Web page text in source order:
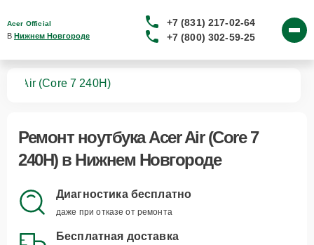
Acer Official
В Нижнем Новгороде
+7 (831) 217-02-64
+7 (800) 302-59-25
Air (Core 7 240H)
Ремонт ноутбука Acer Air (Core 7
240H)в Нижнем Новгороде
Диагностика бесплатно
даже при отказе от ремонта
Бесплатная доставка